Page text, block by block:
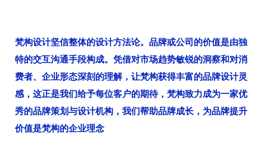
梵构设计坚信整体的设计方法论。品牌或公司的价值是由独
特的交互沟通手段构成。凭借对市场趋势敏锐的洞察和对消
费者、企业形态深刻的理解，让梵构获得丰富的品牌设计灵
感，这正是我们给予每位客户的期待，梵构致力成为一家优
秀的品牌策划与设计机构，我们帮助品牌成长，为品牌提升
价值是梵构的企业理念